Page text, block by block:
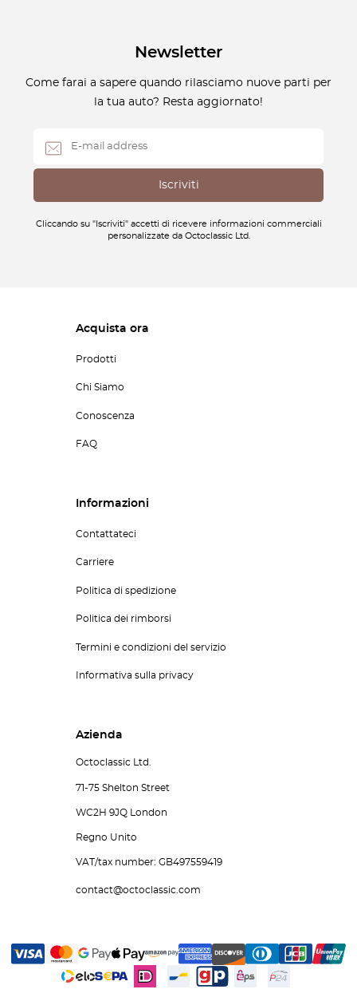
Newsletter
Come farai a sapere quando rilasciamo nuove parti per
la tua auto? Resta aggiornato!
Cliccando su "Iscriviti" accetti di ricevere informazioni commerciali
personalizzate da Octoclassic Ltd.
Acquista ora
Prodotti
Chi Siamo
Conoscenza
FAQ
Informazioni
Contattateci
Carriere
Politica di spedizione
Politica dei rimborsi
Termini e condizioni del servizio
Informativa sulla privacy
Azienda
Octoclassic Ltd.
71-75 Shelton Street
WC2H 9JQ London
Regno Unito
VAT/tax number: GB497559419
contact@octoclassic.com